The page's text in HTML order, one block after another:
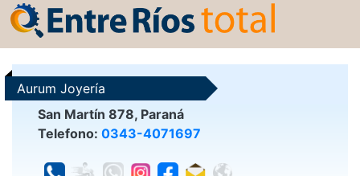
Aurum Joyería
San Martín 878, Paraná
Telefono: 0343-4071697